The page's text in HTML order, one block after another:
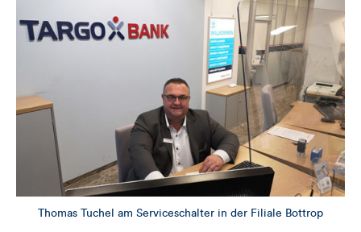
Thomas Tuchel am Serviceschalter in der Filiale Bottrop